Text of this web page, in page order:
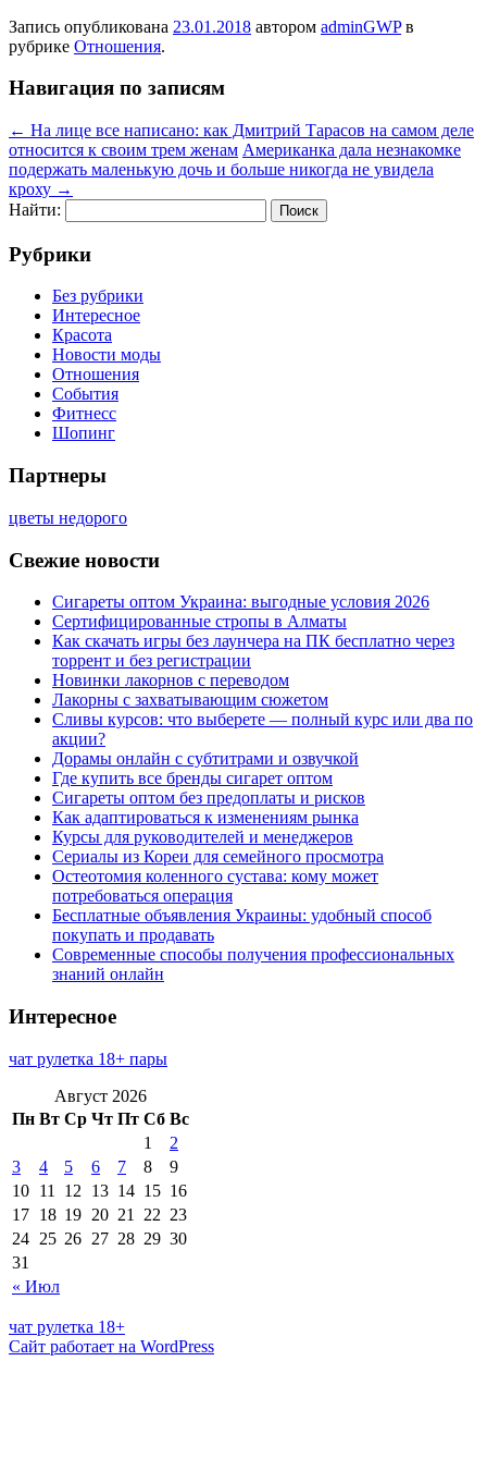
Запись опубликована 23.01.2018 автором adminGWPв
рубрике Отношения.
Навигация по записям
← На лице все написано: как Дмитрий Тарасов на самом деле
относится к своим трем женам Американка дала незнакомке
подержать маленькую дочь и больше никогда не увидела
кроху →
Найти:
Рубрики
Без рубрики
Интересное
Красота
Новости моды
Отношения
События
Фитнесс
Шопинг
Партнеры
цветы недорого
Свежие новости
Сигареты оптом Украина: выгодные условия 2026
Сертифицированные стропы в Алматы
Как скачать игры без лаунчера на ПК бесплатно через
торрент и без регистрации
Новинки лакорнов с переводом
Лакорны с захватывающим сюжетом
Сливы курсов: что выберете — полный курс или два по
акции?
Дорамы онлайн с субтитрами и озвучкой
Где купить все бренды сигарет оптом
Сигареты оптом без предоплаты и рисков
Как адаптироваться к изменениям рынка
Курсы для руководителей и менеджеров
Сериалы из Кореи для семейного просмотра
Остеотомия коленного сустава: кому может
потребоваться операция
Бесплатные объявления Украины: удобный способ
покупать и продавать
Современные способы получения профессиональных
знаний онлайн
Интересное
чат рулетка 18+ пары
Август 2026
Пн Вт Ср Чт Пт Сб Вс
« Июл
1
2
3
4 5 6 7 8
9
10 11 12 13 14 15 16
17 18 19 20 21 22 23
24 25 26 27 28 29 30
31
чат рулетка 18+
Сайт работает на WordPress